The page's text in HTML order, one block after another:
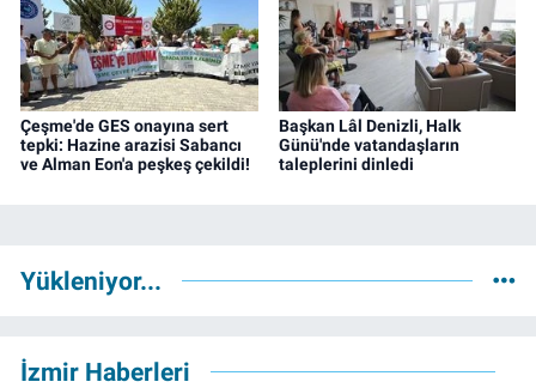
Çeşme'de GES onayına sert
tepki: Hazine arazisi Sabancı
ve Alman Eon'a peşkeş çekildi!
Başkan Lâl Denizli, Halk
Günü'nde vatandaşların
taleplerini dinledi
Yükleniyor...
İzmir Haberleri